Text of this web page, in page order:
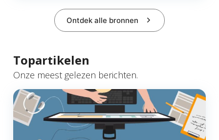
Ontdek alle bronnen
Topartikelen
Onze meest gelezen berichten.